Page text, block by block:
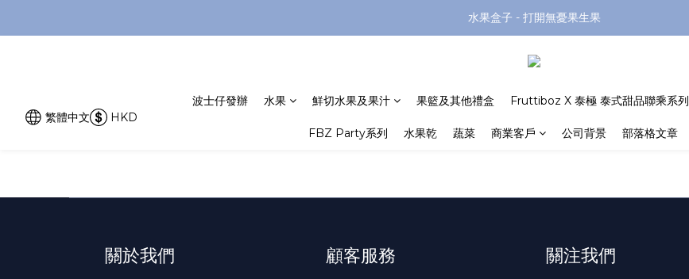
水果盒子 - 打開無憂果生果
繁體中文 HKD
波士仔發辦 水果 鮮切水果及果汁 果籃及其他禮盒 Fruttiboz X 泰極 泰式甜品聯乘系列
FBZ Party系列 水果乾 蔬菜 商業客戶 公司背景 部落格文章
關於我們 顧客服務 關注我們